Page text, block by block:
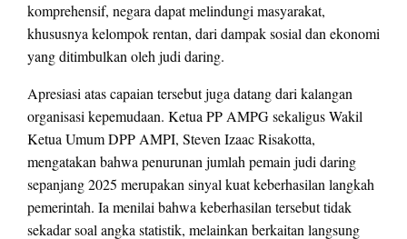
komprehensif, negara dapat melindungi masyarakat,
khususnya kelompok rentan, dari dampak sosial dan ekonomi
yang ditimbulkan oleh judi daring.
Apresiasi atas capaian tersebut juga datang dari kalangan
organisasi kepemudaan. Ketua PP AMPG sekaligus Wakil
Ketua Umum DPP AMPI, Steven Izaac Risakotta,
mengatakan bahwa penurunan jumlah pemain judi daring
sepanjang 2025 merupakan sinyal kuat keberhasilan langkah
pemerintah. Ia menilai bahwa keberhasilan tersebut tidak
sekadar soal angka statistik, melainkan berkaitan langsung